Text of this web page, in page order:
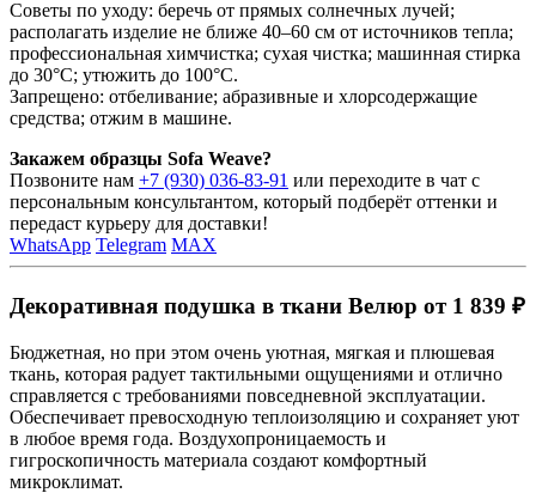
Советы по уходу: беречь от прямых солнечных лучей;
располагать изделие не ближе 40–60 см от источников тепла;
профессиональная химчистка; сухая чистка; машинная стирка
до 30°C; утюжить до 100°C.
Запрещено: отбеливание; абразивные и хлорсодержащие
средства; отжим в машине.
Закажем образцы Sofa Weave?
Позвоните нам +7 (930) 036-83-91 или переходите в чат с
персональным консультантом, который подберёт оттенки и
передаст курьеру для доставки!
WhatsApp Telegram MAX
Декоративная подушка в ткани Велюр от 1 839 ₽
Бюджетная, но при этом очень уютная, мягкая и плюшевая
ткань, которая радует тактильными ощущениями и отлично
справляется с требованиями повседневной эксплуатации.
Обеспечивает превосходную теплоизоляцию и сохраняет уют
в любое время года. Воздухопроницаемость и
гигроскопичность материала создают комфортный
микроклимат.